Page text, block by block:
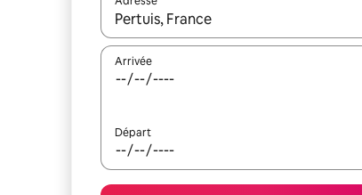
Lorsque les résultats s'affichent, utilisez
Arrivée
Départ